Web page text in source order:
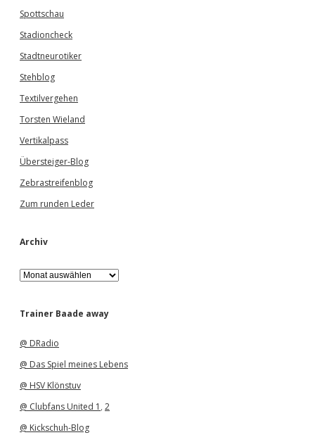
Spottschau
Stadioncheck
Stadtneurotiker
Stehblog
Textilvergehen
Torsten Wieland
Vertikalpass
Übersteiger-Blog
Zebrastreifenblog
Zum runden Leder
Archiv
A
r
h
Trainer Baade away
@ DRadio
@ Das Spiel meines Lebens
@ HSV Klönstuv
@ Clubfans United 1 , 2
@ Kickschuh-Blog